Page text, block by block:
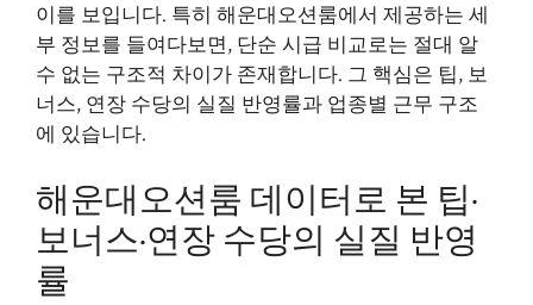
이를 보입니다. 특히 해운대오션룸에서 제공하는 세
부 정보를 들여다보면, 단순 시급 비교로는 절대 알
수 없는 구조적 차이가 존재합니다. 그 핵심은 팁, 보
너스, 연장 수당의 실질 반영률과 업종별 근무 구조
에 있습니다.
해운대오션룸 데이터로 본 팁·
보너스·연장 수당의 실질 반영
률